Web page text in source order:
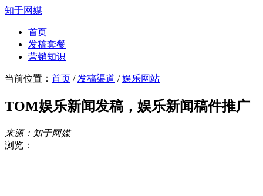
知于网媒
首页
发稿套餐
营销知识
当前位置： 首页 / 发稿渠道 /娱乐网站
TOM娱乐新闻发稿，娱乐新闻稿件推广
来源：知于网媒
浏览：